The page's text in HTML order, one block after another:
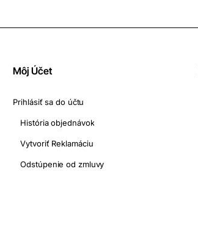
Môj Účet
Prihlásiť sa do účtu
História objednávok
Vytvoriť Reklamáciu
Odstúpenie od zmluvy